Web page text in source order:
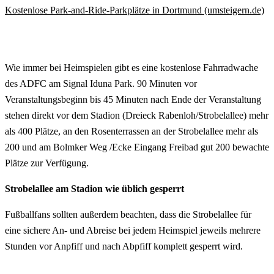
Kostenlose Park-and-Ride-Parkplätze in Dortmund (umsteigern.de)
Wie immer bei Heimspielen gibt es eine kostenlose Fahrradwache
des ADFC am Signal Iduna Park. 90 Minuten vor
Veranstaltungsbeginn bis 45 Minuten nach Ende der Veranstaltung
stehen direkt vor dem Stadion (Dreieck Rabenloh/Strobelallee) mehr
als 400 Plätze, an den Rosenterrassen an der Strobelallee mehr als
200 und am Bolmker Weg /Ecke Eingang Freibad gut 200 bewachte
Plätze zur Verfügung.
Strobelallee am Stadion wie üblich gesperrt
Fußballfans sollten außerdem beachten, dass die Strobelallee für
eine sichere An- und Abreise bei jedem Heimspiel jeweils mehrere
Stunden vor Anpfiff und nach Abpfiff komplett gesperrt wird.